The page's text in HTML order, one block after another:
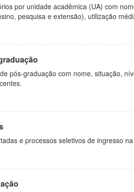
por unidade acadêmica (UA) com
pesquisa e extensão), utilização
pós-graduação com nome, situação,
e processos seletivos de ingresso